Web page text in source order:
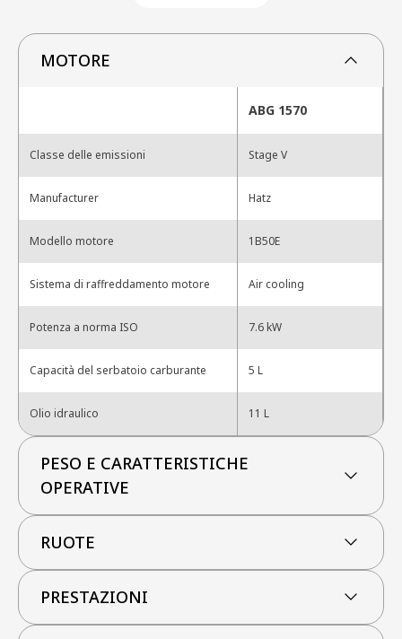
MOTORE
ABG 1570
Classe delle emissioni Stage V
Manufacturer Hatz
Modello motore 1B50E
Sistema di raffreddamento motore Air cooling
Potenza a norma ISO 7.6 kW
Capacità del serbatoio carburante 5 L
Olio idraulico 11 L
PESO E CARATTERISTICHE
OPERATIVE
RUOTE
PRESTAZIONI